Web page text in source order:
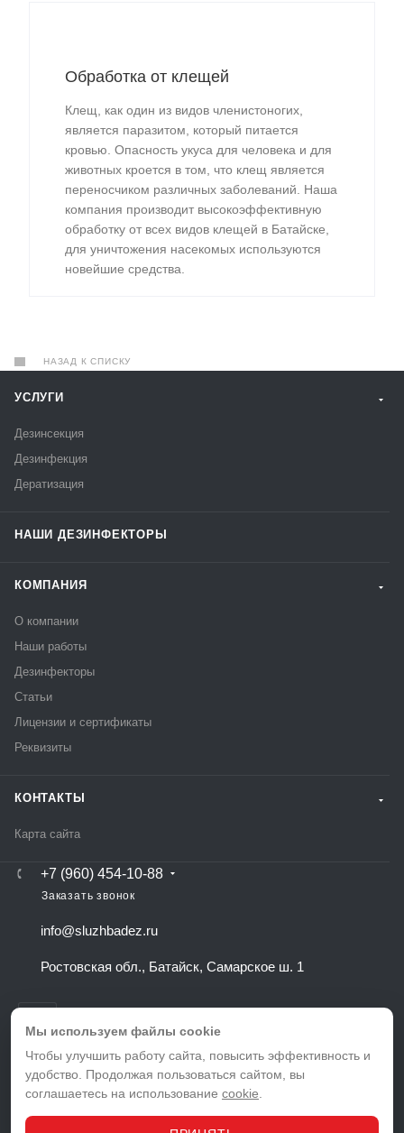
Обработка от клещей
Клещ, как один из видов членистоногих,
является паразитом, который питается
кровью. Опасность укуса для человека и для
животных кроется в том, что клещ является
переносчиком различных заболеваний. Наша
компания производит высокоэффективную
обработку от всех видов клещей в Батайске,
для уничтожения насекомых используются
новейшие средства.
НАЗАД К СПИСКУ
УСЛУГИ
Дезинсекция
Дезинфекция
Дератизация
НАШИ ДЕЗИНФЕКТОРЫ
КОМПАНИЯ
О компании
Наши работы
Дезинфекторы
Статьи
Лицензии и сертификаты
Реквизиты
КОНТАКТЫ
Карта сайта
+7 (960) 454-10-88
Заказать звонок
info@sluzhbadez.ru
Ростовская обл., Батайск, Самарское ш. 1
ВЕРСИЯ ДЛЯ ПЕЧАТИ
ПОЛЬЗОВАТЕЛЬСКОЕ СОГЛАШЕНИЕ
Мы используем файлы cookie
Чтобы улучшить работу сайта, повысить эффективность и
удобство. Продолжая пользоваться сайтом, вы
соглашаетесь на использование cookie